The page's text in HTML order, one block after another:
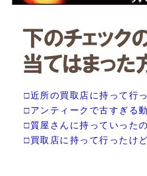
□近所の買取店に持って行
□アンティークで古すぎる
□質屋さんに持っていった
□買取店に持って行ったけ